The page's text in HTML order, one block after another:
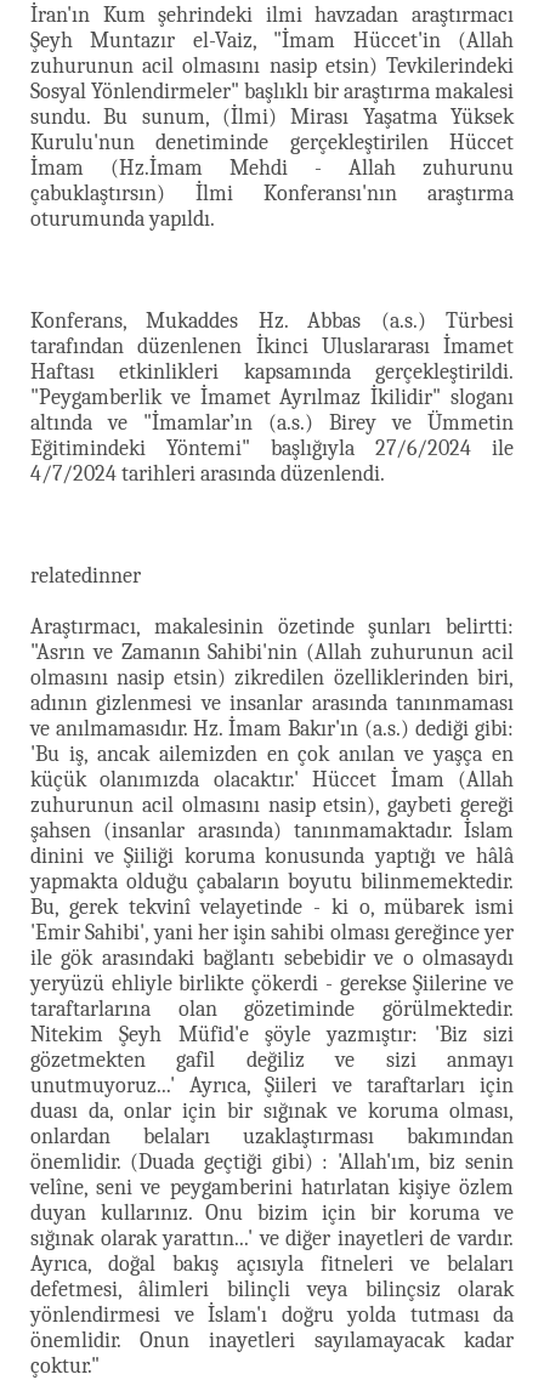
İran'ın Kum şehrindeki ilmi havzadan araştırmacı
Şeyh Muntazır el-Vaiz, "İmam Hüccet'in (Allah
zuhurunun acil olmasını nasip etsin) Tevkilerindeki
Sosyal Yönlendirmeler" başlıklı bir araştırma makalesi
sundu. Bu sunum, (İlmi) Mirası Yaşatma Yüksek
Kurulu'nun denetiminde gerçekleştirilen Hüccet
İmam (Hz.İmam Mehdi - Allah zuhurunu
çabuklaştırsın) İlmi Konferansı'nın araştırma
oturumunda yapıldı.
Konferans, Mukaddes Hz. Abbas (a.s.) Türbesi
tarafından düzenlenen İkinci Uluslararası İmamet
Haftası etkinlikleri kapsamında gerçekleştirildi.
"Peygamberlik ve İmamet Ayrılmaz İkilidir" sloganı
altında ve "İmamlar’ın (a.s.) Birey ve Ümmetin
Eğitimindeki Yöntemi" başlığıyla 27/6/2024 ile
4/7/2024 tarihleri arasında düzenlendi.
relatedinner
Araştırmacı, makalesinin özetinde şunları belirtti:
"Asrın ve Zamanın Sahibi'nin (Allah zuhurunun acil
olmasını nasip etsin) zikredilen özelliklerinden biri,
adının gizlenmesi ve insanlar arasında tanınmaması
ve anılmamasıdır. Hz. İmam Bakır'ın (a.s.) dediği gibi:
'Bu iş, ancak ailemizden en çok anılan ve yaşça en
küçük olanımızda olacaktır.' Hüccet İmam (Allah
zuhurunun acil olmasını nasip etsin), gaybeti gereği
şahsen (insanlar arasında) tanınmamaktadır. İslam
dinini ve Şiiliği koruma konusunda yaptığı ve hâlâ
yapmakta olduğu çabaların boyutu bilinmemektedir.
Bu, gerek tekvinî velayetinde - ki o, mübarek ismi
'Emir Sahibi', yani her işin sahibi olması gereğince yer
ile gök arasındaki bağlantı sebebidir ve o olmasaydı
yeryüzü ehliyle birlikte çökerdi - gerekse Şiilerine ve
taraftarlarına olan gözetiminde görülmektedir.
Nitekim Şeyh Müfid'e şöyle yazmıştır: 'Biz sizi
gözetmekten gafil değiliz ve sizi anmayı
unutmuyoruz...' Ayrıca, Şiileri ve taraftarları için
duası da, onlar için bir sığınak ve koruma olması,
onlardan belaları uzaklaştırması bakımından
önemlidir. (Duada geçtiği gibi) : 'Allah'ım, biz senin
velîne, seni ve peygamberini hatırlatan kişiye özlem
duyan kullarınız. Onu bizim için bir koruma ve
sığınak olarak yarattın...' ve diğer inayetleri de vardır.
Ayrıca, doğal bakış açısıyla fitneleri ve belaları
defetmesi, âlimleri bilinçli veya bilinçsiz olarak
yönlendirmesi ve İslam'ı doğru yolda tutması da
önemlidir. Onun inayetleri sayılamayacak kadar
çoktur."